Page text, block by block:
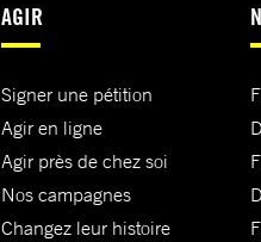
AGIR
Signer une pétition
Agir en ligne
Agir près de chez soi
Nos campagnes
Changez leur histoire